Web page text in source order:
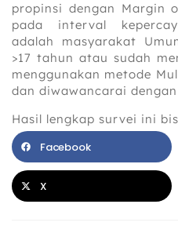
propinsi dengan Margin
pada interval
adalah masyarakat
>17 tahun atau sudah
menggunakan metode
dan diwawancarai
Hasil lengkap survei ini
Facebook
X